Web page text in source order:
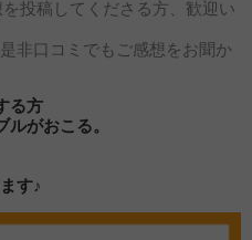
を投稿してくださる方、歓迎い
非口コミでもご感想をお聞か
る方
がおこる。
す♪